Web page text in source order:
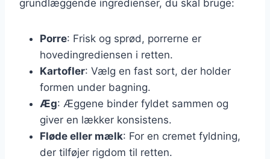
grundlæggende ingredienser, du skal bruge:
Porre: Frisk og sprød, porrerne er
hovedingrediensen i retten.
Kartofler: Vælg en fast sort, der holder
formen under bagning.
Æg: Æggene binder fyldet sammen og
giver en lækker konsistens.
Fløde eller mælk: For en cremet fyldning,
der tilføjer rigdom til retten.